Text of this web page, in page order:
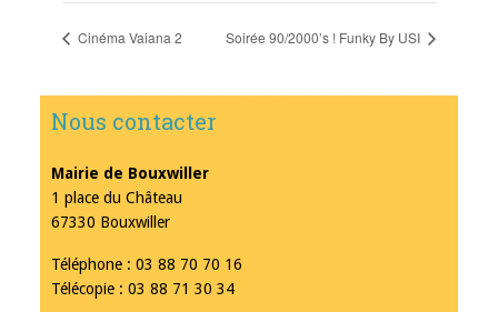
Cinéma Vaiana 2 Soirée 90/2000’s ! Funky By USI
Nous contacter
Mairie de Bouxwiller
1 place du Château
67330 Bouxwiller
Téléphone : 03 88 70 70 16
Télécopie : 03 88 71 30 34